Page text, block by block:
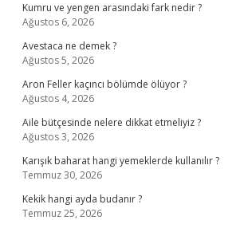
Kumru ve yengen arasındaki fark nedir ?
Ağustos 6, 2026
Avestaca ne demek ?
Ağustos 5, 2026
Aron Feller kaçıncı bölümde ölüyor ?
Ağustos 4, 2026
Aile bütçesinde nelere dikkat etmeliyiz ?
Ağustos 3, 2026
Karışık baharat hangi yemeklerde kullanılır ?
Temmuz 30, 2026
Kekik hangi ayda budanır ?
Temmuz 25, 2026